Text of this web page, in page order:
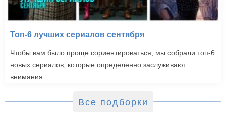
Топ-6 лучших сериалов сентября
Чтобы вам было проще сориентироваться, мы собрали топ-6
новых сериалов, которые определенно заслуживают
внимания
Все подборки